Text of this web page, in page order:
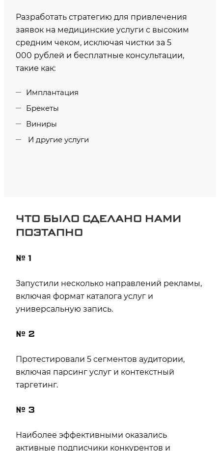
ЧТО БЫЛО СДЕЛАНО НАМИ
ПОЭТАПНО
№ 1
Запустили несколько направлений рекламы,
включая формат каталога услуг и
универсальную запись.
№ 2
Протестировали 5 сегментов аудитории,
включая парсинг услуг и контекстный
таргетинг.
№ 3
Наиболее эффективными оказались
активные подписчики конкурентов и
Разработать стратегию для привлечения
заявок на медицинские услуги с высоким
средним чеком, исключая чистки за 5
000 рублей и бесплатные консультации,
такие как:
Имплантация
Брекеты
Виниры
И другие услуги